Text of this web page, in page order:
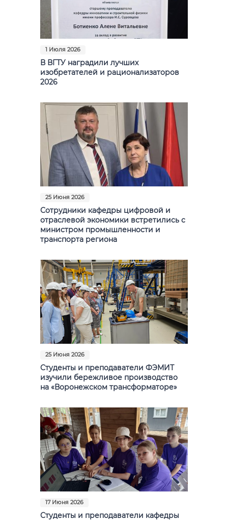
1 Июля 2026
В ВГТУ наградили лучших
изобретателей и рационализаторов
2026
25 Июня 2026
Сотрудники кафедры цифровой и
отраслевой экономики встретились с
министром промышленности и
транспорта региона
25 Июня 2026
Студенты и преподаватели ФЭМИТ
изучили бережливое производство
на «Воронежском трансформаторе»
17 Июня 2026
Студенты и преподаватели кафедры